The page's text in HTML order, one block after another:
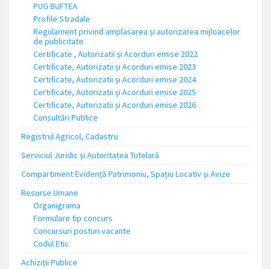
PUG BUFTEA
Profile Stradale
Regulament privind amplasarea și autorizarea mijloacelor
de publicitate
Certificate , Autorizatii și Acorduri emise 2022
Certificate, Autorizatii și Acorduri emise 2023
Certificate, Autorizatii și Acorduri emise 2024
Certificate, Autorizatii și Acorduri emise 2025
Certificate, Autorizatii și Acorduri emise 2026
Consultări Publice
Registrul Agricol, Cadastru
Serviciul Juridic și Autoritatea Tutelară
Compartiment Evidență Patrimoniu, Spațiu Locativ și Avize
Resurse Umane
Organigrama
Formulare tip concurs
Concursuri posturi vacante
Codul Etic
Achiziții Publice